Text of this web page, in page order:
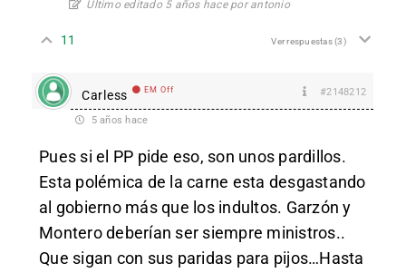
Último editado 5 años hace por antonio
11 Ver respuestas(3)
Carless EM Off #2148212
5 años hace
Pues si el PP pide eso, son unos pardillos.
Esta polémica de la carne esta desgastando
al gobierno más que los indultos. Garzón y
Montero deberían ser siempre ministros..
Que sigan con sus paridas para pijos…Hasta